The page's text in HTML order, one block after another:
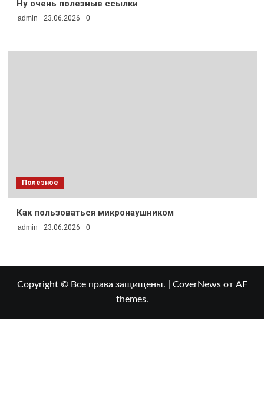
Ну очень полезные ссылки
admin 23.06.2026 0
Полезное
Как пользоваться микронаушником
admin 23.06.2026 0
Copyright © Все права защищены. CoverNewsот AF
themes.